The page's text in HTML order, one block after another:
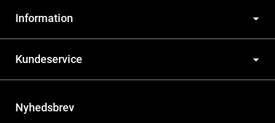
Information
Kundeservice
Nyhedsbrev